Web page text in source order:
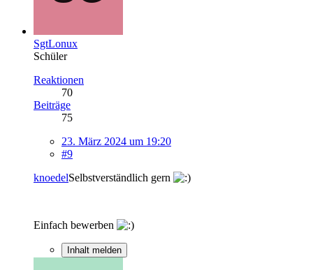
SgtLonux
Schüler
Reaktionen
70
Beiträge
75
23. März 2024 um 19:20
#9
knoedelSelbstverständlich gern
Einfach bewerben
Inhalt melden